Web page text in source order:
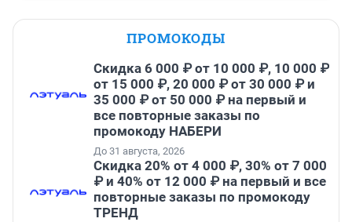
ПРОМОКОДЫ
Скидка 6 000 ₽ от 10 000 ₽, 10 000 ₽
от 15 000 ₽, 20 000 ₽ от 30 000 ₽ и
35 000 ₽ от 50 000 ₽ на первый и
все повторные заказы по
промокоду НАБЕРИ
До 31 августа, 2026
Скидка 20% от 4 000 ₽, 30% от 7 000
₽ и 40% от 12 000 ₽ на первый и все
повторные заказы по промокоду
ТРЕНД